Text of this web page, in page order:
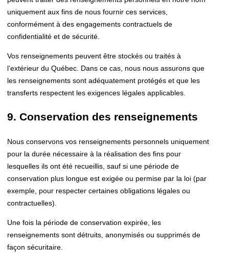
uniquement aux fins de nous fournir ces services,
conformément à des engagements contractuels de
confidentialité et de sécurité.
Vos renseignements peuvent être stockés ou traités à
l’extérieur du Québec. Dans ce cas, nous nous assurons que
les renseignements sont adéquatement protégés et que les
transferts respectent les exigences légales applicables.
9. Conservation des renseignements
Nous conservons vos renseignements personnels uniquement
pour la durée nécessaire à la réalisation des fins pour
lesquelles ils ont été recueillis, sauf si une période de
conservation plus longue est exigée ou permise par la loi (par
exemple, pour respecter certaines obligations légales ou
contractuelles).
Une fois la période de conservation expirée, les
renseignements sont détruits, anonymisés ou supprimés de
façon sécuritaire.